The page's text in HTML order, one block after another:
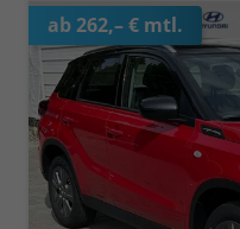
ab 262,– € mtl.